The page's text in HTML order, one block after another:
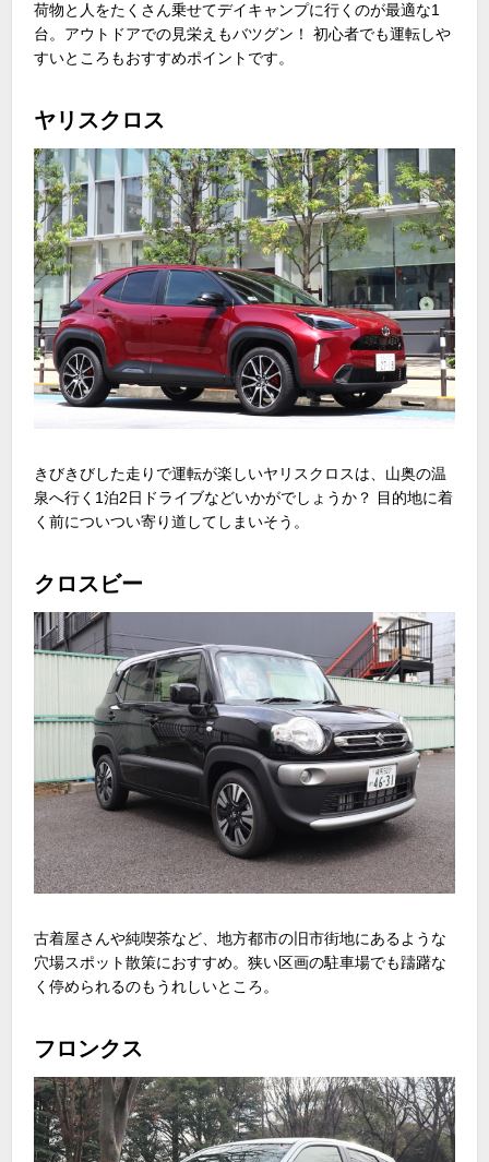
荷物と人をたくさん乗せてデイキャンプに行くのが最適な1
台。アウトドアでの見栄えもバツグン！ 初心者でも運転しや
すいところもおすすめポイントです。
ヤリスクロス
きびきびした走りで運転が楽しいヤリスクロスは、山奥の温
泉へ行く 1泊2日ドライブなどいかがでしょうか？ 目的地に着
く前についつい寄り道してしまいそう。
クロスビー
古着屋さんや純喫茶など、地方都市の旧市街地にあるような
穴場スポット散策におすすめ。狭い区画の駐車場でも躊躇な
く停められるのもうれしいところ。
フロンクス